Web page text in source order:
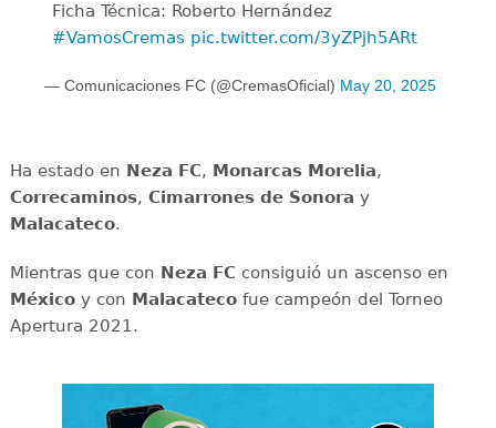
Ficha Técnica: Roberto Hernández
#VamosCremas pic.twitter.com/3yZPjh5ARt
— Comunicaciones FC (@CremasOficial) May 20, 2025
Ha estado en Neza FC, Monarcas Morelia,
Correcaminos, Cimarrones de Sonora y
Malacateco.
Mientras que con Neza FC consiguió un ascenso en
Méxicoy con Malacatecofue campeón del Torneo
Apertura 2021.